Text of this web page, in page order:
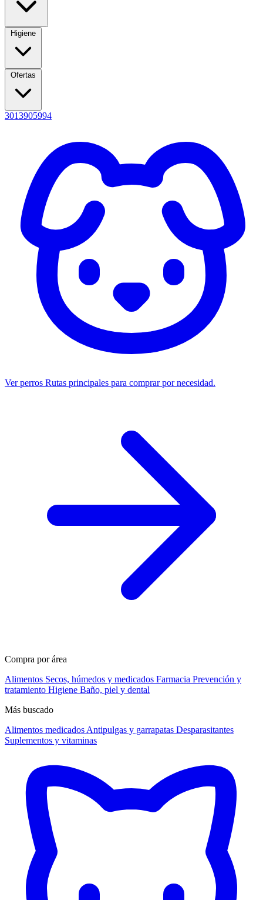
Higiene
Ofertas
3013905994
Ver perros Rutas principales para comprar por necesidad.
Compra por área
Alimentos Secos, húmedos y medicados Farmacia Prevención y
tratamiento Higiene Baño, piel y dental
Más buscado
Alimentos medicados Antipulgas y garrapatas Desparasitantes
Suplementos y vitaminas